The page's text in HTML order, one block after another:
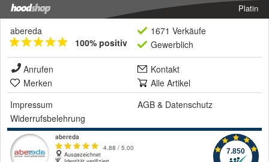
Platin
abereda
100% positiv
1671 Verkäufe
Gewerblich
Anrufen
Kontakt
Merken
Alle Artikel
Impressum
AGB & Datenschutz
Widerrufsbelehrung